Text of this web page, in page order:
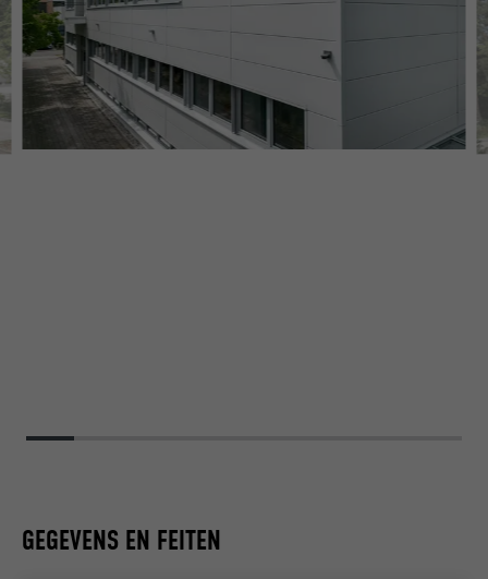
GEGEVENS EN FEITEN